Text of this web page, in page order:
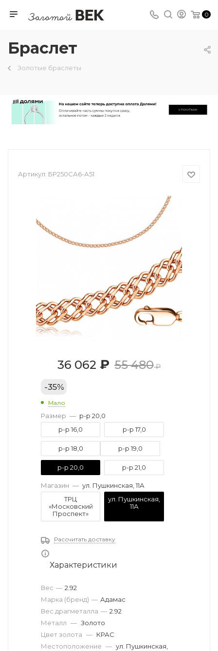
0
Браслет
Золотые браслеты
Артикул: БР250СА6-А51
36 062 ₽ 55 480₽
-35%
Мало
Размер — р-р 20,0
р-р 16,0
р-р 17,0
р-р 18,0 р-р 19,0
р-р 20,0 р-р 21,0
Магазин — ул. Пушкинская, 11А
ТРЦ
«Московский
Проспект»
ул. Пушкинская,
11А
Рассчитать доставку
Характеристики
Вес драгметалла — 2.92
Марка (бренд) — Адамас
Вес — 2.92
Металл — Золото
Цвет золота — КРАС
Местоположение — ул. Пушкинская,